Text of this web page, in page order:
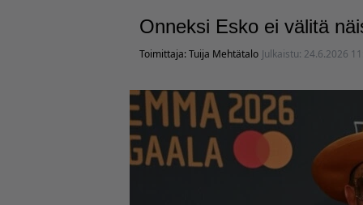
Onneksi Esko ei välitä
Toimittaja:Tuija Mehtätalo Julkaistu: 24.6.2026